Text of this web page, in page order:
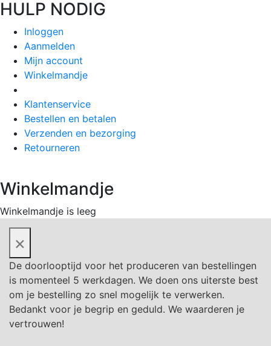
HULP NODIG
Inloggen
Aanmelden
Mijn account
Winkelmandje
Klantenservice
Bestellen en betalen
Verzenden en bezorging
Retourneren
Winkelmandje
Winkelmandje is leeg
×
De doorlooptijd voor het produceren van bestellingen
is momenteel 5 werkdagen. We doen ons uiterste best
om je bestelling zo snel mogelijk te verwerken.
Bedankt voor je begrip en geduld. We waarderen je
vertrouwen!